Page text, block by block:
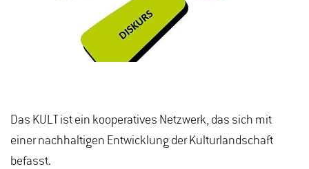
Das KULT ist ein kooperatives Netzwerk, das sich mit
einer nachhaltigen Entwicklung der Kulturlandschaft
befasst.